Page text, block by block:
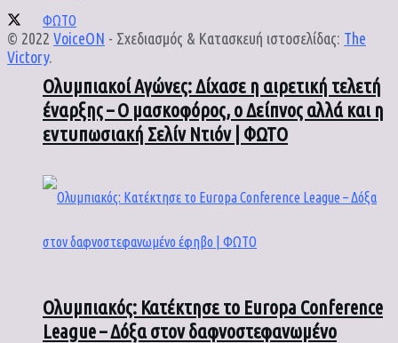
Ολυμπιακοί Αγώνες: Δίχασε η αιρετική τελετή
έναρξης – Ο μασκοφόρος, ο Δείπνος αλλά και η
εντυπωσιακή Σελίν Ντιόν | ΦΩΤΟ
Ολυμπιακός: Κατέκτησε το Europa Conference
League – Δόξα στον δαφνοστεφανωμένο
© 2022 VoiceON - Σχεδιασμός & Κατασκευή ιστοσελίδας: The
Victory.